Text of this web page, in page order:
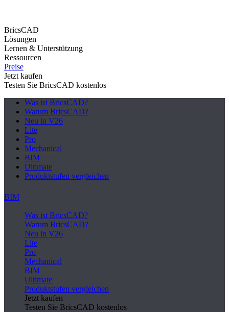
BricsCAD
Lösungen
Lernen & Unterstützung
Ressourcen
Preise
Jetzt kaufen
Testen Sie BricsCAD kostenlos
Was ist BricsCAD?
Warum BricsCAD?
Neu in V26
Lite
Pro
Mechanical
BIM
Ultimate
Produktstufen vergleichen
BIM
Was ist BricsCAD?
Warum BricsCAD?
Neu in V26
Lite
Pro
Mechanical
BIM
Ultimate
Produktstufen vergleichen
Jetzt kaufen
Testen Sie BricsCAD kostenlos